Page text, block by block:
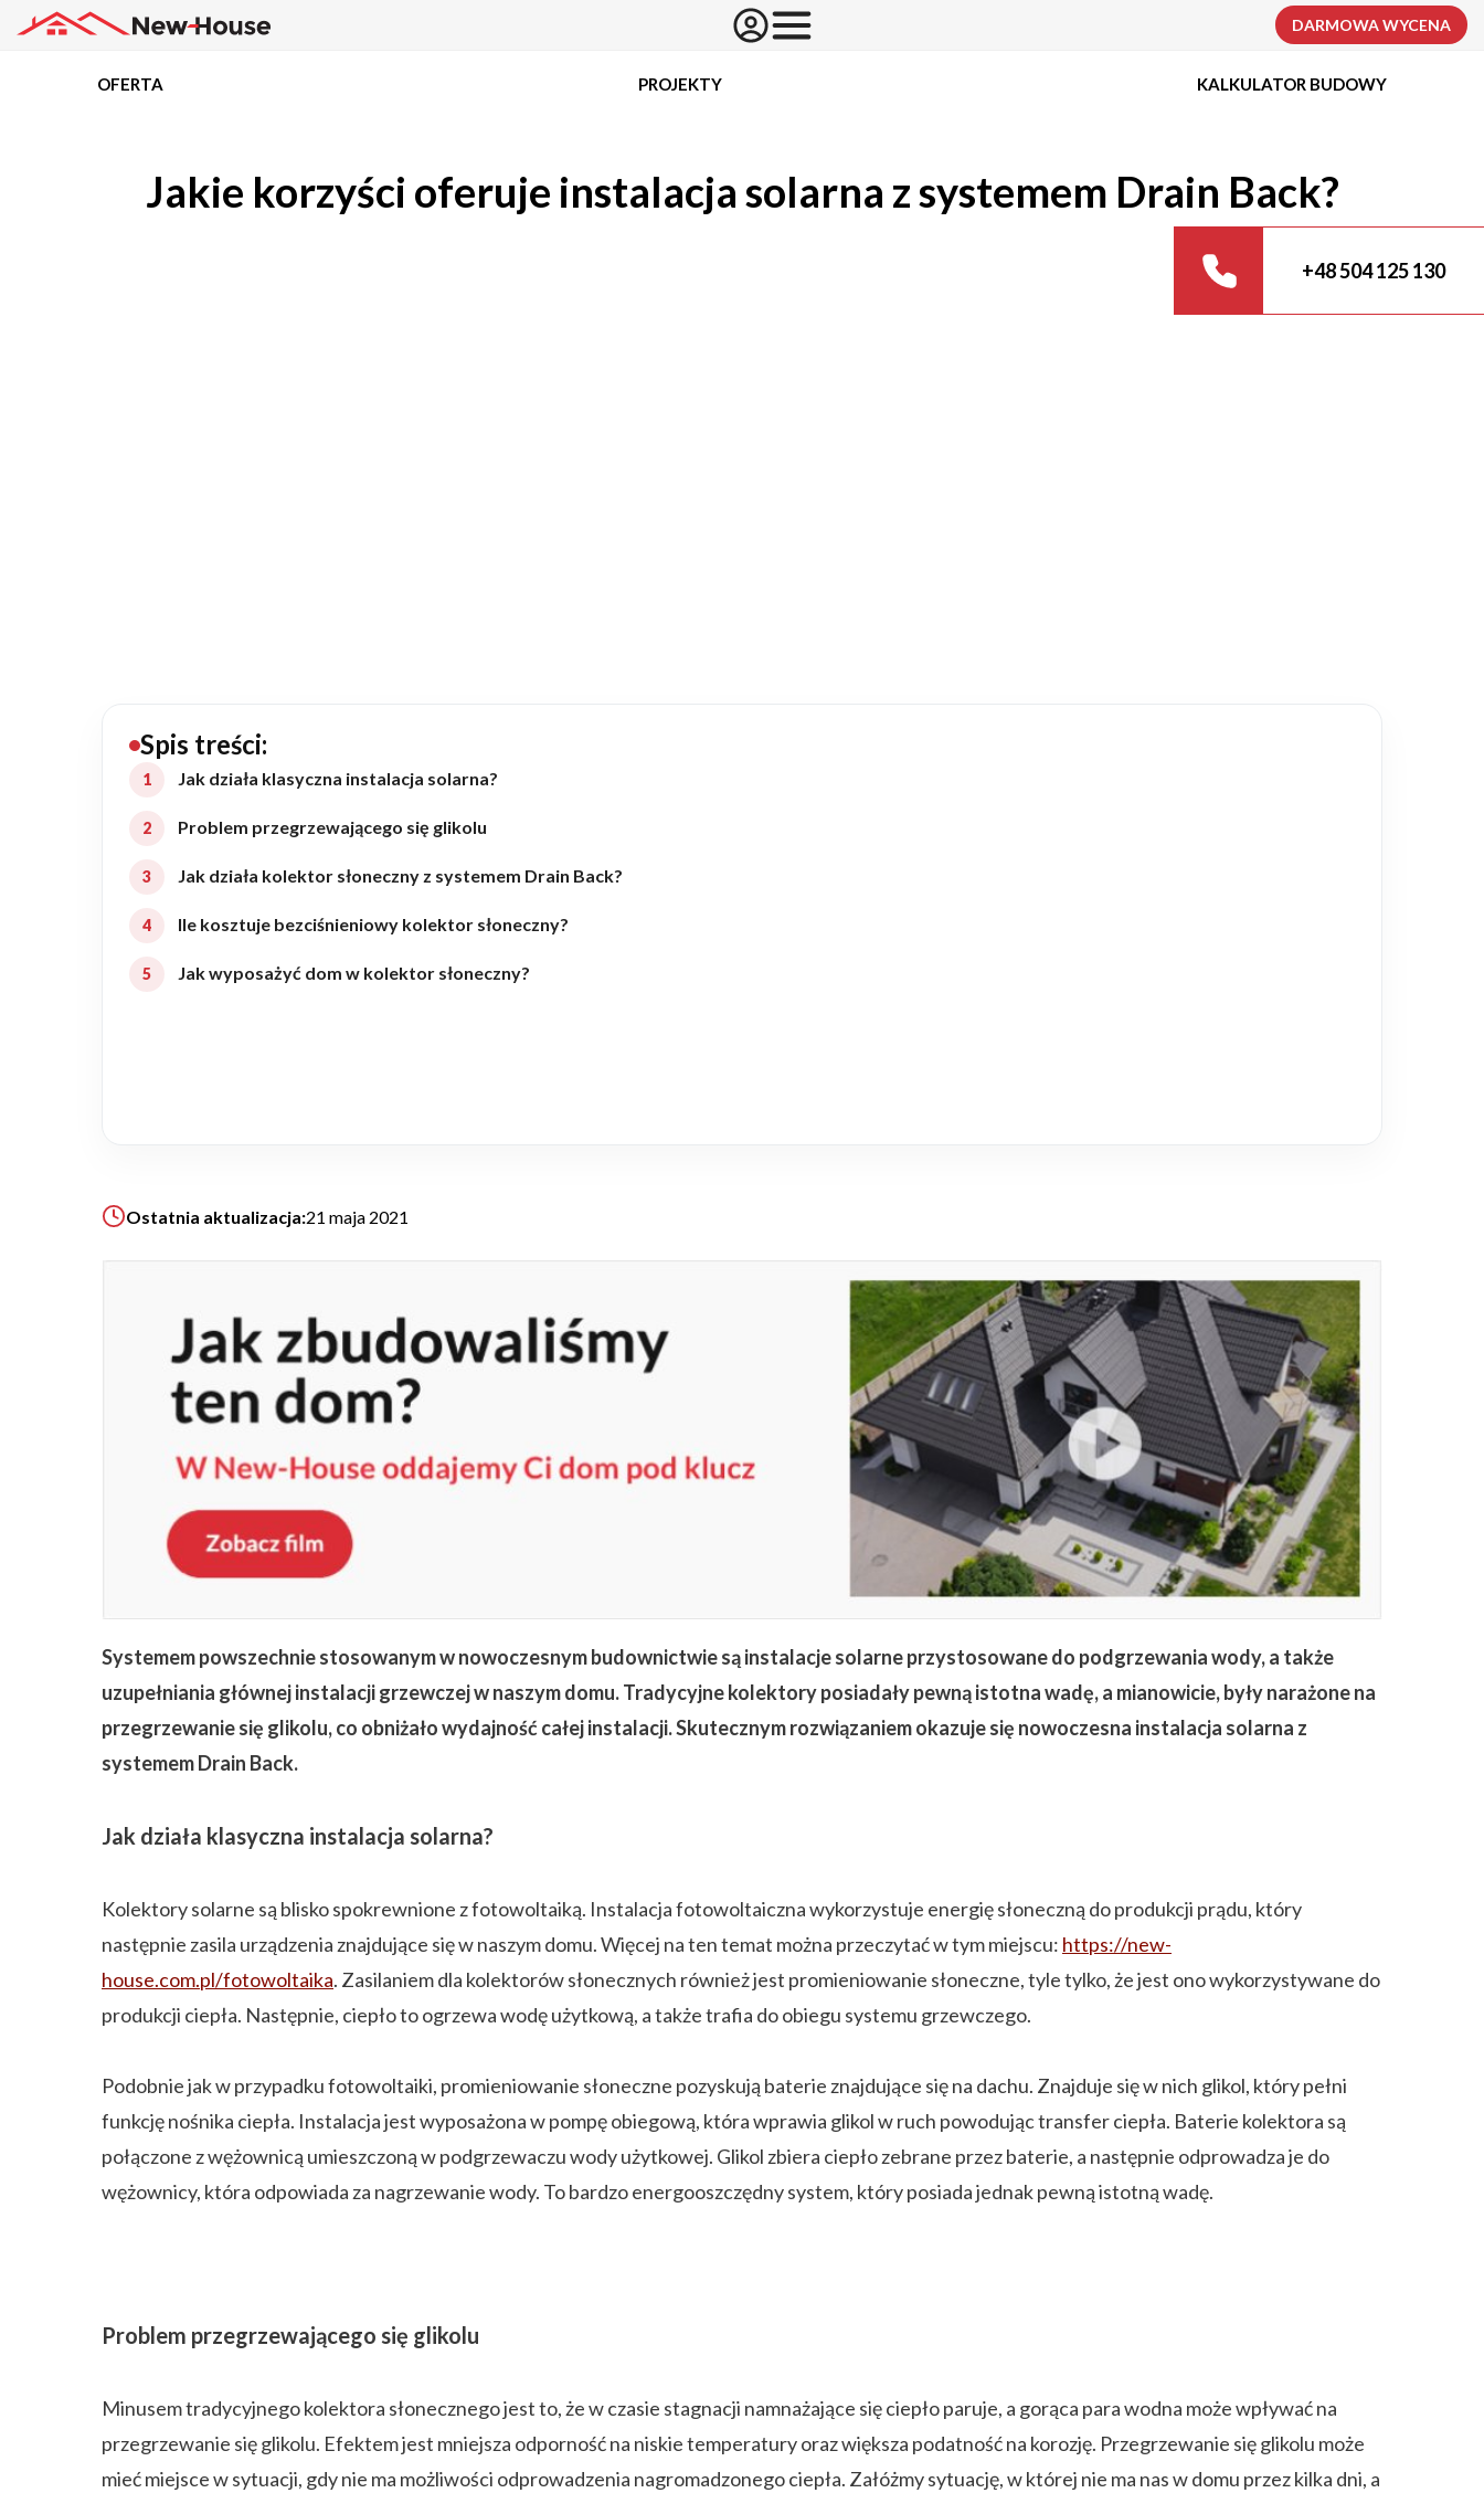
Rezydencje
Rozbudowa
Remonty
Budynki biurowe
Ogrody
KALKULATOR BUDOWY
ZAPISZ SIĘ
DARMOWA WYCENA
OFERTA PROJEKTY KALKULATOR BUDOWY
Jakie korzyści oferuje instalacja solarna z systemem Drain Back?
+48 504 125 130
Spis treści:
Jak działa klasyczna instalacja solarna?
Problem przegrzewającego się glikolu
Jak działa kolektor słoneczny z systemem Drain Back?
Ile kosztuje bezciśnieniowy kolektor słoneczny?
Jak wyposażyć dom w kolektor słoneczny?
Ostatnia aktualizacja:21 maja 2021
Systemem powszechnie stosowanym w nowoczesnym budownictwie są instalacje solarne przystosowane do podgrzewania wody, a także
uzupełniania głównej instalacji grzewczej w naszym domu. Tradycyjne kolektory posiadały pewną istotna wadę, a mianowicie, były narażone na
przegrzewanie się glikolu, co obniżało wydajność całej instalacji. Skutecznym rozwiązaniem okazuje się nowoczesna instalacja solarna z
systemem Drain Back.
Jak działa klasyczna instalacja solarna?
Kolektory solarne są blisko spokrewnione z fotowoltaiką. Instalacja fotowoltaiczna wykorzystuje energię słoneczną do produkcji prądu, który
następnie zasila urządzenia znajdujące się w naszym domu. Więcej na ten temat można przeczytać w tym miejscu: https://new-
house.com.pl/fotowoltaika. Zasilaniem dla kolektorów słonecznych również jest promieniowanie słoneczne, tyle tylko, że jest ono wykorzystywane do
produkcji ciepła. Następnie, ciepło to ogrzewa wodę użytkową, a także trafia do obiegu systemu grzewczego.
Podobnie jak w przypadku fotowoltaiki, promieniowanie słoneczne pozyskują baterie znajdujące się na dachu. Znajduje się w nich glikol, który pełni
funkcję nośnika ciepła. Instalacja jest wyposażona w pompę obiegową, która wprawia glikol w ruch powodując transfer ciepła. Baterie kolektora są
połączone z wężownicą umieszczoną w podgrzewaczu wody użytkowej. Glikol zbiera ciepło zebrane przez baterie, a następnie odprowadza je do
wężownicy, która odpowiada za nagrzewanie wody. To bardzo energooszczędny system, który posiada jednak pewną istotną wadę.
Problem przegrzewającego się glikolu
Minusem tradycyjnego kolektora słonecznego jest to, że w czasie stagnacji namnażające się ciepło paruje, a gorąca para wodna może wpływać na
przegrzewanie się glikolu. Efektem jest mniejsza odporność na niskie temperatury oraz większa podatność na korozję. Przegrzewanie się glikolu może
mieć miejsce w sytuacji, gdy nie ma możliwości odprowadzenia nagromadzonego ciepła. Załóżmy sytuację, w której nie ma nas w domu przez kilka dni, a